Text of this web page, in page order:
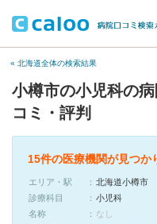
« 北海道全体の検索結果
小樽市の小児科の
コミ・評判
15件の医療機関が見つか
エリア・駅
北海道小樽市
診療科目
小児科
名称
なし